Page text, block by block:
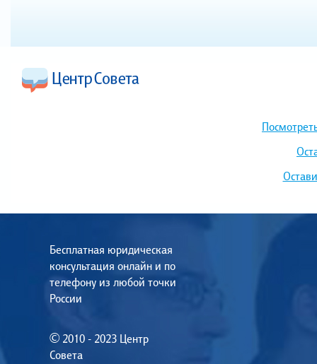
Бесплатная юридическая
консультация онлайн и по
телефону из любой точки
России
© 2010 - 2023 Центр
Совета